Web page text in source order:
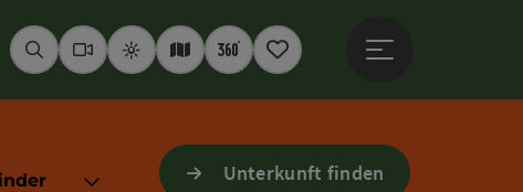
SuchenWebcams
WetterInteraktive Karte
360° Panoramen
Merkzettel
Unterkunft finden